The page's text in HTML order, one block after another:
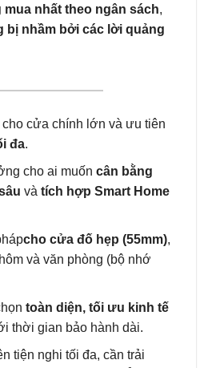
mua nhất theo ngân sách,
bị nhầm bởi các lời quảng
cho cửa chính lớn và ưu tiên
đa.
cho ai muốn cân bằng
và tích hợp Smart Home
cho cửa đố hẹp (55mm),
và văn phòng (bộ nhớ
toàn diện, tối ưu kinh tế
thời gian bảo hành dài.
tiện nghi tối đa, cần trải